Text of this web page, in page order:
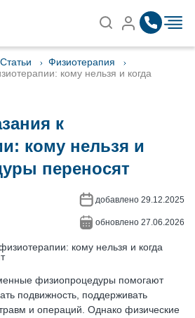
Статьи
Физиотерапия
кому нельзя и когда
к
кому нельзя и
переносят
добавлено 29.12.2025
обновлено 27.06.2026
физиопроцедуры помогают
подвижность, поддерживать
и операций. Однако физические